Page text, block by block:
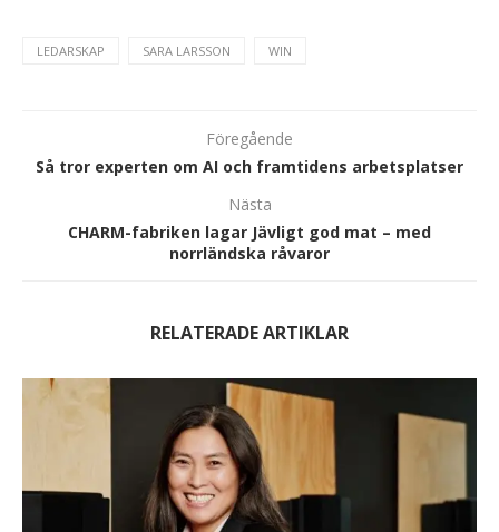
LEDARSKAP SARA LARSSON WIN
Föregående
Så tror experten om AI och framtidens arbetsplatser
Nästa
CHARM-fabriken lagar Jävligt god mat – med
norrländska råvaror
RELATERADE ARTIKLAR